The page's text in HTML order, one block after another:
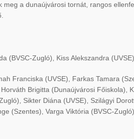
meg a dunaújvárosi tornát, rangos
(BVSC-Zugló), Kiss Alekszandra (UVSE)
Franciska (UVSE), Farkas Tamara
Brigitta (Dunaújvárosi Főiskola),
Sikter Diána (UVSE), Szilágyi
(Szentes), Varga Viktória (BVSC-Zugló).